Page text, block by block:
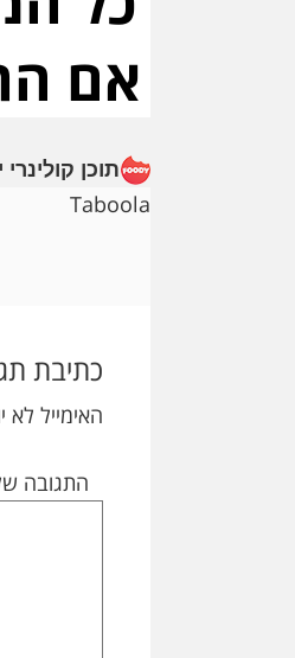
תוכן
Taboola
כתיבת
האימייל לא
התגובה